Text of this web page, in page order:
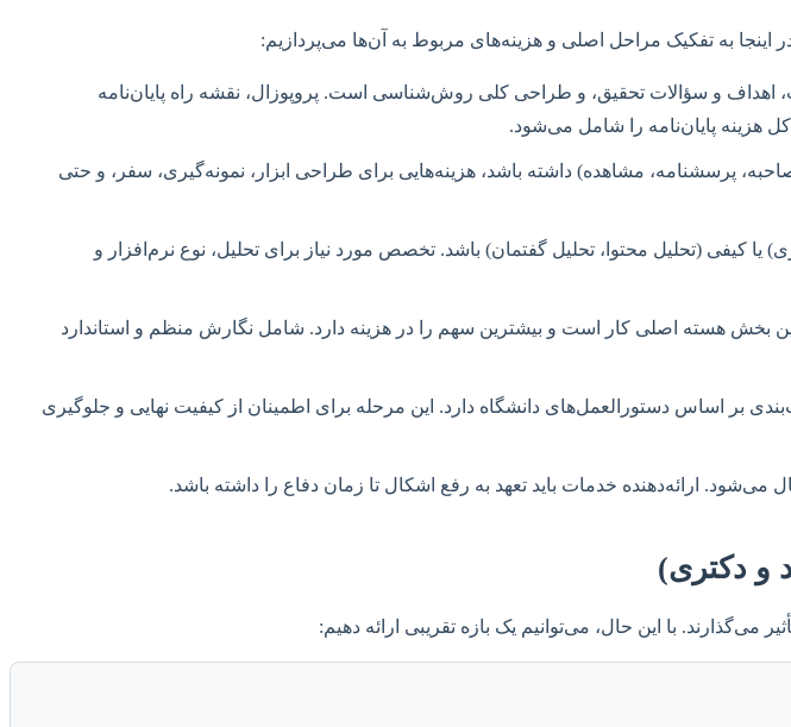
اینجا به تفکیک مراحل اصلی و هزینه‌های مربوط به آن‌ها می‌پردازیم:
اهداف و سؤالات تحقیق، و طراحی کلی روش‌شناسی است. پروپوزال، نقشه راه پایان‌نامه
پرسشنامه، مشاهده) داشته باشد، هزینه‌هایی برای طراحی ابزار، نمونه‌گیری، سفر، و حتی
یا کیفی (تحلیل محتوا، تحلیل گفتمان) باشد. تخصص مورد نیاز برای تحلیل، نوع نرم‌افزار و
بخش هسته اصلی کار است و بیشترین سهم را در هزینه دارد. شامل نگارش منظم و استاندارد
بر اساس دستورالعمل‌های دانشگاه دارد. این مرحله برای اطمینان از کیفیت نهایی و جلوگیری
می‌شود. ارائه‌دهنده خدمات باید تعهد به رفع اشکال تا زمان دفاع را داشته باشد.
و دکتری)
می‌گذارند. با این حال، می‌توانیم یک بازه تقریبی ارائه دهیم: